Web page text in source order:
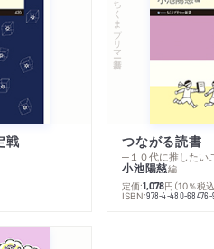
戦
ちくまプリマー新書
つながる読書
─１０代に推したい
小池陽慈編
定価:1,078円 （10％税
ISBN:978-4-480-68476-